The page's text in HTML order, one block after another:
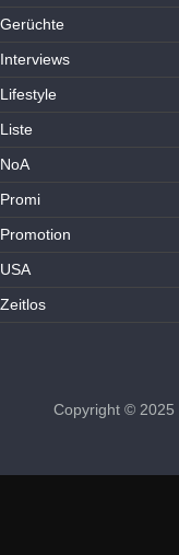
Gerüchte
Interviews
Lifestyle
Liste
NoA
Promi
Promotion
USA
Zeitlos
Copyright © 2025